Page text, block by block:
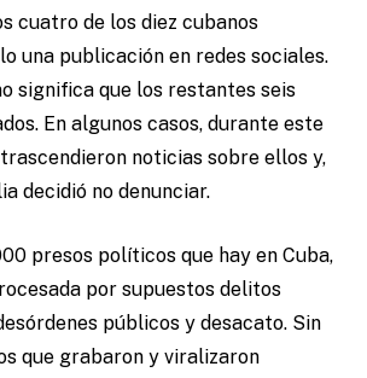
cuatro de los diez cubanos
una publicación en redes sociales.
significa que los restantes seis
En algunos casos, durante este
noticias sobre ellos y,
decidió no denunciar.
presos políticos que hay en Cuba,
por supuestos delitos
públicos y desacato. Sin
que grabaron y viralizaron